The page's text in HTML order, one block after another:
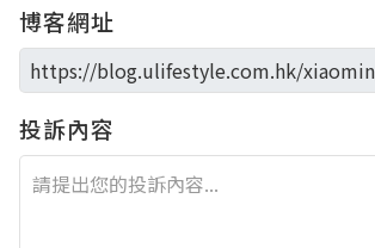
博客網址
投訴內容